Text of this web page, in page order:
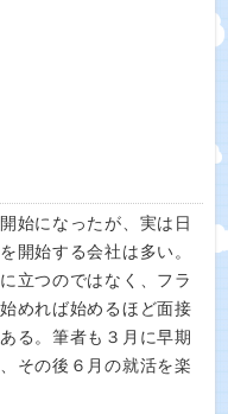
始になったが、実は日
開始する会社は多い。
立つのではなく、フラ
めれば始めるほど面接
る。筆者も３月に早期
その後６月の就活を楽